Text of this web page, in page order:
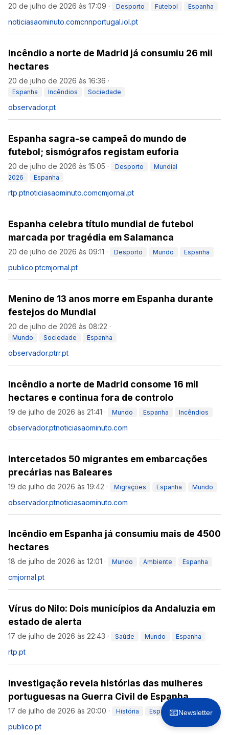
20 de julho de 2026 às 17:09 · Desporto Futebol Espanha
noticiasaominuto.comcnnportugal.iol.pt
Incêndio a norte de Madrid já consumiu 26 mil
hectares
20 de julho de 2026 às 16:36 ·
Espanha Incêndios Sociedade
observador.pt
Espanha sagra-se campeã do mundo de
futebol; sismógrafos registam euforia
20 de julho de 2026 às 15:05 · Desporto
Mundial
2026
Espanha
rtp.ptnoticiasaominuto.comcmjornal.pt
Espanha celebra título mundial de futebol
marcada por tragédia em Salamanca
20 de julho de 2026 às 09:11 · Desporto Mundo Espanha
publico.ptcmjornal.pt
Menino de 13 anos morre em Espanha durante
festejos do Mundial
20 de julho de 2026 às 08:22 ·
Mundo Sociedade Espanha
observador.ptrr.pt
Incêndio a norte de Madrid consome 16 mil
hectares e continua fora de controlo
19 de julho de 2026 às 21:41 · Mundo Espanha Incêndios
observador.ptnoticiasaominuto.com
Intercetados 50 migrantes em embarcações
precárias nas Baleares
19 de julho de 2026 às 19:42 · Migrações Espanha Mundo
observador.ptnoticiasaominuto.com
Incêndio em Espanha já consumiu mais de 4500
hectares
18 de julho de 2026 às 12:01 · Mundo Ambiente Espanha
cmjornal.pt
Vírus do Nilo: Dois municípios da Andaluzia em
estado de alerta
17 de julho de 2026 às 22:43 · Saúde Mundo Espanha
rtp.pt
Investigação revela histórias das mulheres
portuguesas na Guerra Civil de Espanha
17 de julho de 2026 às 20:00 · História Espanha Mundo
publico.pt
📧Newsletter